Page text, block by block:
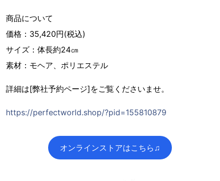
商品について
価格：35,420円(税込)
サイズ：体長約24㎝
素材：モヘア、ポリエステル
詳細は[弊社予約ページ]をご覧くださいませ。
https://perfectworld.shop/?pid=155810879
オンラインストアはこちら♫